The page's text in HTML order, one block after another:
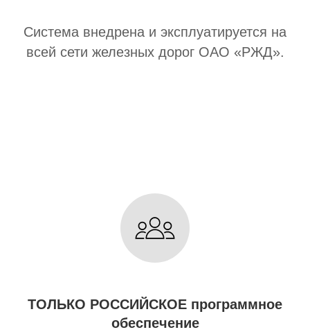
Система внедрена и эксплуатируется на
всей сети железных дорог ОАО «РЖД».
ТОЛЬКО РОССИЙСКОЕ программное
обеспечение